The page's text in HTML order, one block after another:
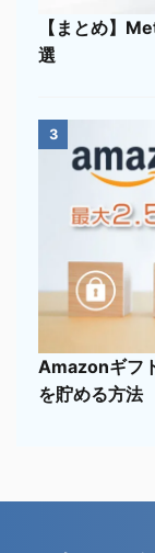
【まとめ】
選
3
Amazonギフ
を貯める方法